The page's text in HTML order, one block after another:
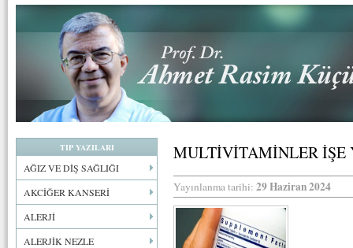
TIP YAZILARI
AĞIZ VE DİŞ SAĞLIĞI
AKCİĞER KANSERİ
ALERJİ
ALERJİK NEZLE
MULTİVİTAMİNLER İŞE
Yayınlanma tarihi: 29 Haziran 2024